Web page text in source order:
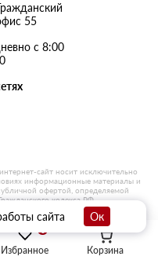
Избранное Корзина
55
с 8:00
сайта Ок